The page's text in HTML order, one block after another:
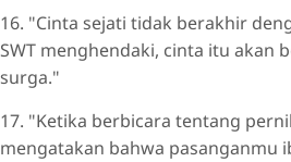
16. "Cinta sejati tidak berakhir
SWT menghendaki, cinta itu akan
surga."
17. "Ketika berbicara tentang
mengatakan bahwa pasanganmu